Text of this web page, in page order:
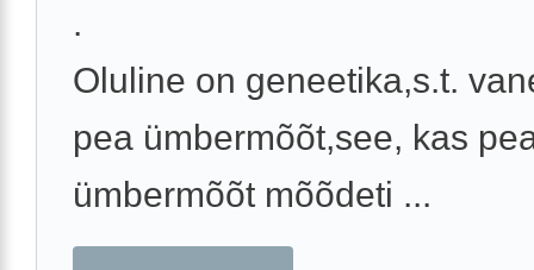
.
Oluline on geneetika,s.t.
pea ümbermõõt,see, kas
ümbermõõt mõõdeti ...